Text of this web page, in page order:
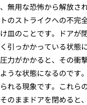
無用な恐怖から解放
のストライクへの不
皿のことです。ドア
引っかかっている状
力がかかると、その
うな状態になるので
れる現象です。これ
のままドアを閉める